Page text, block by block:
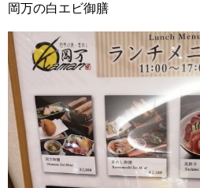
岡万の白エビ御膳